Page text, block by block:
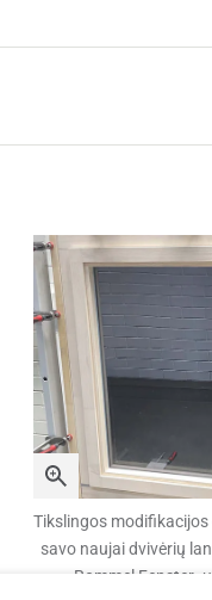
Tikslingos
savo naujai dvivėrių
Rommel Fenster-